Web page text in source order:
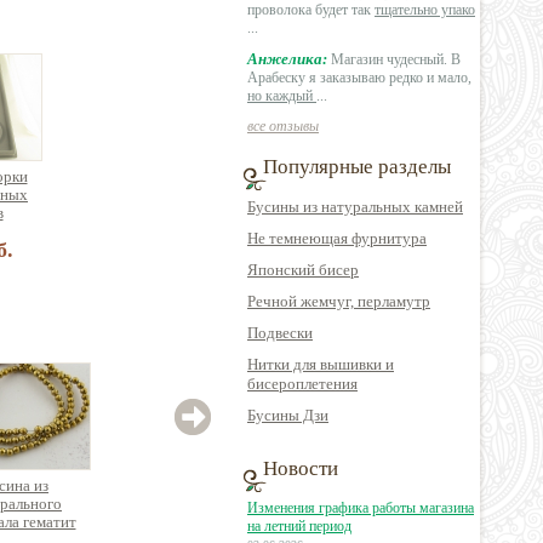
из
гематит
Бусина из
натурального
минерала гематит
натурального камня
агат, цилиндр
проволока будет так тщательно упако
...
Анжелика: Магазин чудесный. В
Арабеску я заказываю редко и мало,
но каждый ...
все отзывы
Популярные разделы
Бусины из натуральных камней
Не темнеющая фурнитура
Японский бисер
Речной жемчуг, перламутр
Подвески
Нитки для вышивки и
бисероплетения
Бусины Дзи
Новости
Изменения графика работы магазина
на летний период